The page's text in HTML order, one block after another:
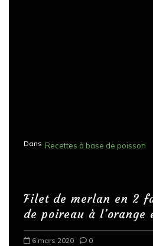
Dans Recettes à base de poisson
Filet de merlan en 2
de poireau à l’orange
6 mars 2020 0